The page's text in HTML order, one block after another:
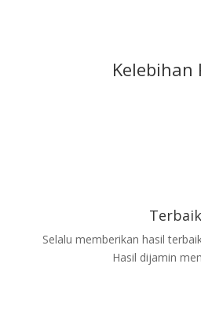
Kelebihan
Terbaik
Selalu memberikan hasil
Hasil dijamin